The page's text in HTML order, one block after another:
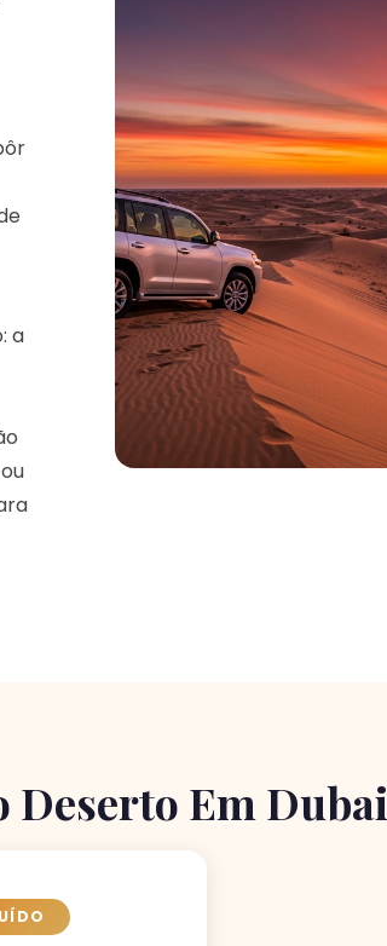
a
Deserto Em Dubai